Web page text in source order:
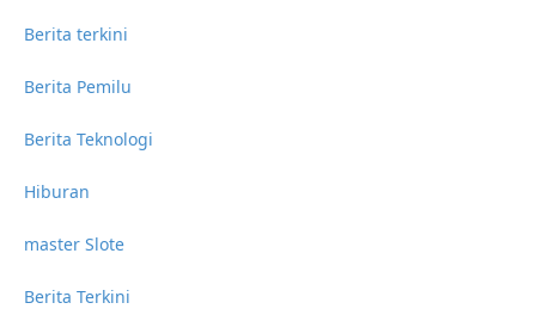
Berita terkini
Berita Pemilu
Berita Teknologi
Hiburan
master Slote
Berita Terkini